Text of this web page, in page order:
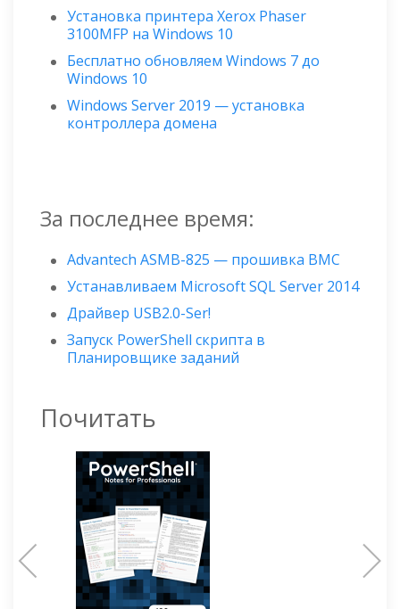
Установка принтера Xerox Phaser
3100MFP на Windows 10
Бесплатно обновляем Windows 7 до
Windows 10
Windows Server 2019 — установка
контроллера домена
За последнее время:
Advantech ASMB-825 — прошивка BMC
Устанавливаем Microsoft SQL Server 2014
Драйвер USB2.0-Ser!
Запуск PowerShell скрипта в
Планировщике заданий
Почитать